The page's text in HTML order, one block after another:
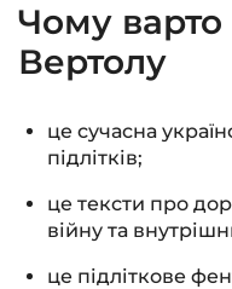
Чому варто
Вертолу
це сучасна
підлітків;
це тексти про
війну та
це підліткове